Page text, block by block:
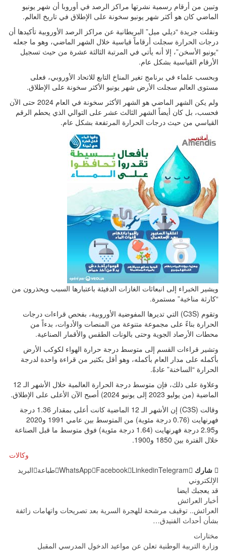
وتبين من أرقام رسمية نشرتها مراكز الرصد في أوروبا أن شهر يونيو
الماضي كان هو أكثر شهر يونيو سخونة على الإطلاق في تاريخ العالم.
ونقلت جريدة “ديلي ميل” البريطانية عن مراكز الرصد الأوروبية تأكيدها أن
درجات الحرارة سجلت أرقاماً قياسية خلال الشهر الماضي، وهو ما جعله
“يونيو الأسخن”، إلا أنه يأتي في المرتبة الثالثة عشرة من حيث تسجيل
الأرقام القياسية بشكل عام.
وبحسب علماء في برنامج تغير المناخ التابع للاتحاد الأوروبي، فعلى
مستوى العالم سجلت الأرض شهر يونيو الأكثر سخونة على الإطلاق.
ولم يكن الشهر الماضي هو الشهر الأكثر سخونة في العام 2024 حتى الآن
فحسب، بل كان أيضاً الشهر الثالث عشر على التوالي الذي يحطم الرقم
القياسي من حيث درجات الحرارة المرتفعة بشكل عام.
ويشير الخبراء إلى انبعاثات الغازات الدفيئة باعتبارها السبب ويحذرون من
“كارثة مناخية” مستمرة.
وتقوم (C3S) التي تديرها المفوضية الأوروبية، بفحص قراءات درجات
الحرارة بناءً على مجموعة متنوعة من المنصات والأدوات، بدءاً من
محطات الأرصاد الجوية وحتى بالونات الطقس والأقمار الصناعية.
وتشير قراءات القسم إلى متوسط درجة حرارة الهواء لكوكب الأرض
بأكمله على مدار العام بأكمله، وهو أقل بكثير من قراءة واحدة لدرجة
الحرارة “الساخنة” عادةً.
وعلاوة على ذلك، فإن متوسط درجة الحرارة العالمية خلال الأشهر الـ 12
الماضية (من يوليو 2023 إلى يونيو 2024) أصبح الآن الأعلى على الإطلاق.
وقالت (C3S) إن الأشهر الـ 12 الماضية كانت أعلى بمقدار 1.36 درجة
فهرنهايت (0.76 درجة مئوية) من المتوسط بين عامي 1991 و2020
و2.95 درجة فهرنهايت (1.64 درجة مئوية) فوق متوسط ما قبل الصناعة
خلال الفترة بين 1850 و1900.
وكالات
شارك
WhatsApp Facebook LinkedinTelegram طباعة البريد
الإلكتروني
قد يعجبك ايضا
أخبار العرائش
العرائش.. توقيف مرشحة للهجرة السرية بعد تصريحات واتهامات زائفة
بشأن أحداث الفنيدق…
مختارات
وزارة التربية الوطنية تعلن عن مواعيد الدخول المدرسي المقبل